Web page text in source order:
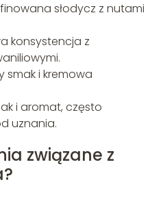
słodycz z nutami
konsystencja z
smak i kremowa
i aromat, często
uznania.
związane z